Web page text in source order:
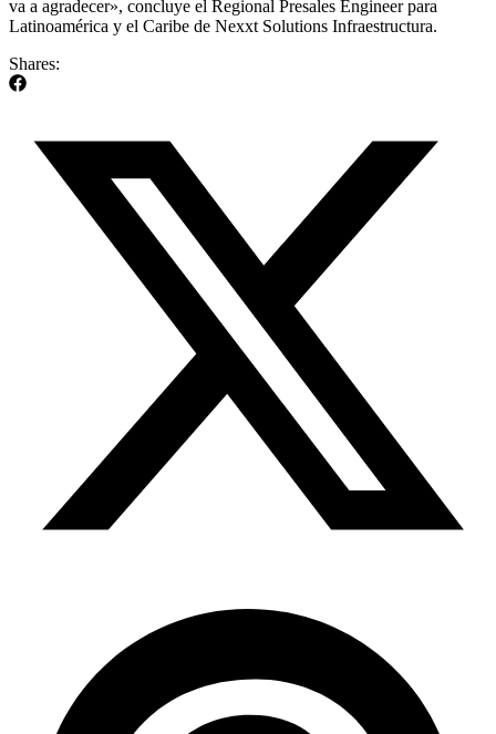
va a agradecer», concluye el Regional Presales Engineer para
Latinoamérica y el Caribe de Nexxt Solutions Infraestructura.
Shares: